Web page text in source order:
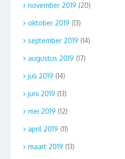
november 2019 (20)
oktober 2019 (13)
september 2019 (14)
augustus 2019 (17)
juli 2019 (14)
juni 2019 (13)
mei 2019 (12)
april 2019 (11)
maart 2019 (13)